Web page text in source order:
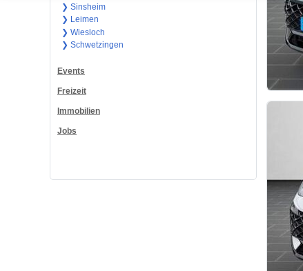
❯ Sinsheim
❯ Leimen
❯ Wiesloch
❯ Schwetzingen
Events
Freizeit
Immobilien
Jobs